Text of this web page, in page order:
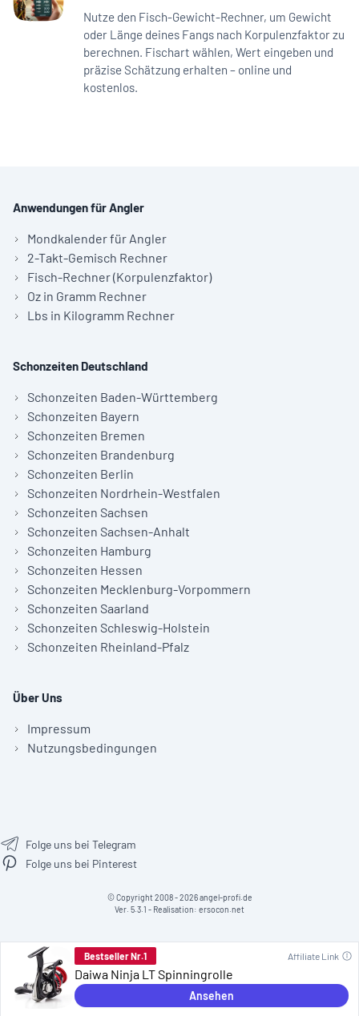
Nutze den Fisch-Gewicht-Rechner, um Gewicht
oder Länge deines Fangs nach Korpulenzfaktor zu
berechnen. Fischart wählen, Wert eingeben und
präzise Schätzung erhalten – online und
kostenlos.
Anwendungen für Angler
Mondkalender für Angler
2-Takt-Gemisch Rechner
Fisch-Rechner (Korpulenzfaktor)
Oz in Gramm Rechner
Lbs in Kilogramm Rechner
Schonzeiten Deutschland
Schonzeiten Baden-Württemberg
Schonzeiten Bayern
Schonzeiten Bremen
Schonzeiten Brandenburg
Schonzeiten Berlin
Schonzeiten Nordrhein-Westfalen
Schonzeiten Sachsen
Schonzeiten Sachsen-Anhalt
Schonzeiten Hamburg
Schonzeiten Hessen
Schonzeiten Mecklenburg-Vorpommern
Schonzeiten Saarland
Schonzeiten Schleswig-Holstein
Schonzeiten Rheinland-Pfalz
Über Uns
Impressum
Nutzungsbedingungen
Folge uns bei Telegram
Folge uns bei Pinterest
© Copyright 2008 - 2026 angel-profi.de
Ver. 5.3.1 - Realisation: ersocon.net
Affiliate Link
Bestseller Nr.1
Daiwa Ninja LT Spinningrolle
Ansehen